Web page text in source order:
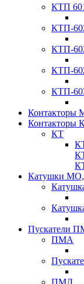
КТП
КТП-
КТП-
КТП-
КТП-
Контакторы
Контакторы
КТ
Катушки
Пускатели
ПМА
ПМЛ